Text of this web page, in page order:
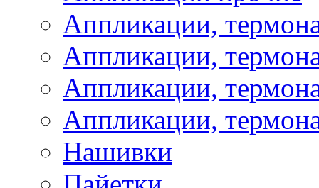
Аппликации,
Аппликации,
Аппликации,
Аппликации,
Нашивки